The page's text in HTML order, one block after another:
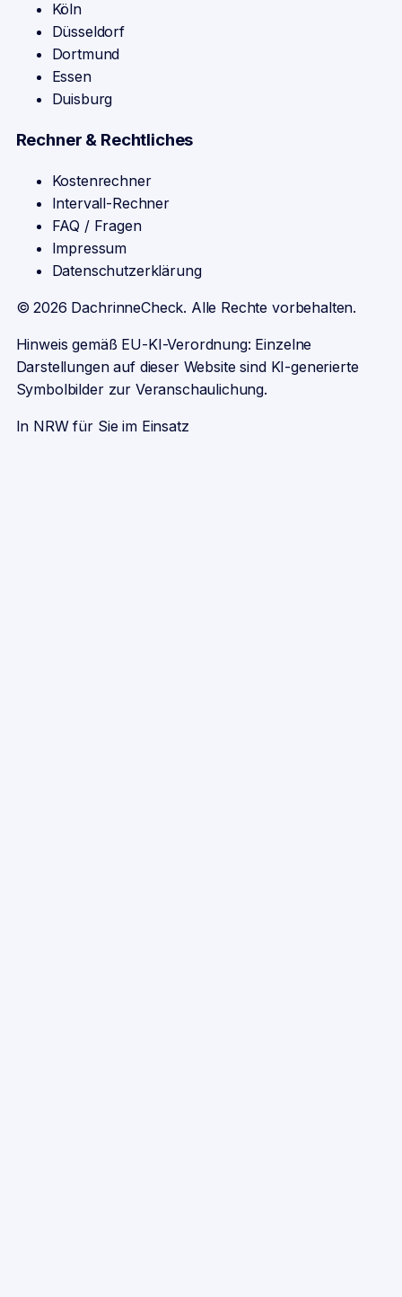
Köln
Düsseldorf
Dortmund
Essen
Duisburg
Rechner & Rechtliches
Kostenrechner
Intervall-Rechner
FAQ / Fragen
Impressum
Datenschutzerklärung
©2026 DachrinneCheck. Alle Rechte vorbehalten.
Hinweis gemäß EU-KI-Verordnung: Einzelne
Darstellungen auf dieser Website sind KI-generierte
Symbolbilder zur Veranschaulichung.
In NRW für Sie im Einsatz